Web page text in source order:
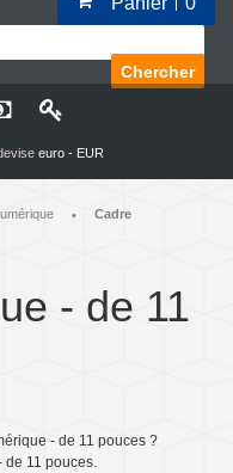
Chercher
euro - EUR
•
Cadre
- de 11
- de 11 pouces ?
de 11 pouces.